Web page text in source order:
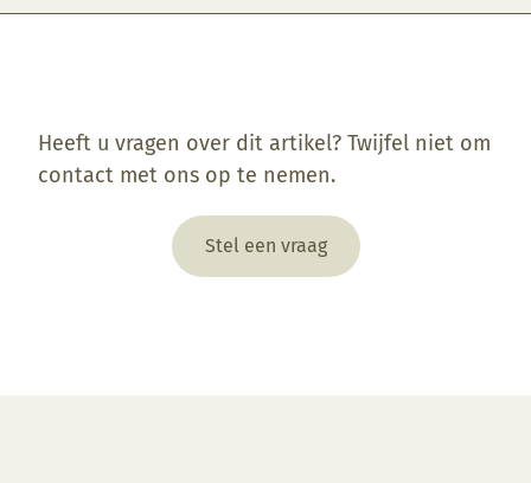
Heeft u vragen over dit artikel? Twijfel niet om
contact met ons op te nemen.
Stel een vraag